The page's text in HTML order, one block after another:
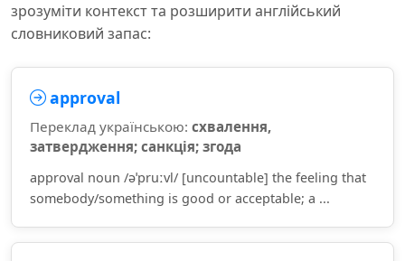
зрозуміти контекст та розширити англійський
словниковий запас:
approval
Переклад українською: схвалення,
затвердження; санкція; згода
approval noun /əˈpruːvl/ [uncountable] the feeling that
somebody/something is good or acceptable; a ...